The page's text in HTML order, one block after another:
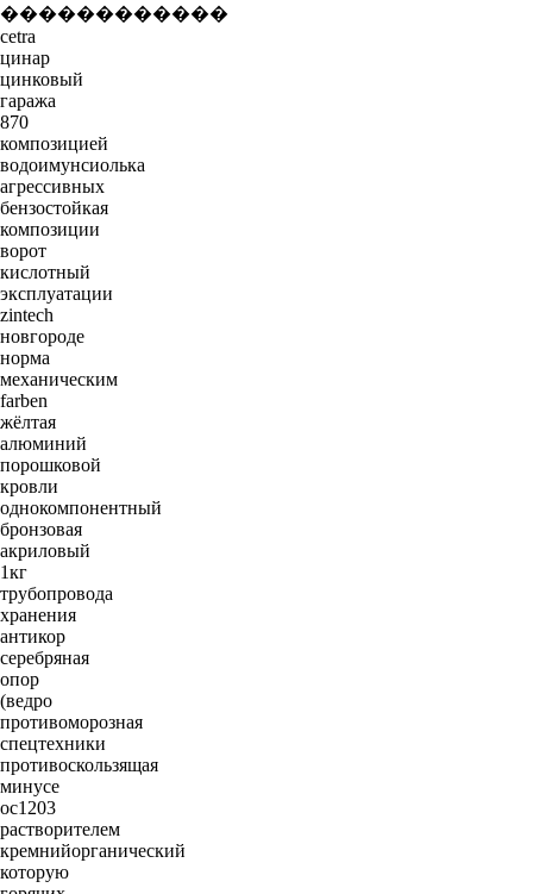
������������
cetra
цинар
цинковый
гаража
870
композицией
водоимунсиолька
агрессивных
бензостойкая
композиции
ворот
кислотный
эксплуатации
zintech
новгороде
норма
механическим
farben
жёлтая
алюминий
порошковой
кровли
однокомпонентный
бронзовая
акриловый
1кг
трубопровода
хранения
антикор
серебряная
опор
(ведро
противоморозная
спецтехники
противоскользящая
минусе
ос1203
растворителем
кремнийорганический
которую